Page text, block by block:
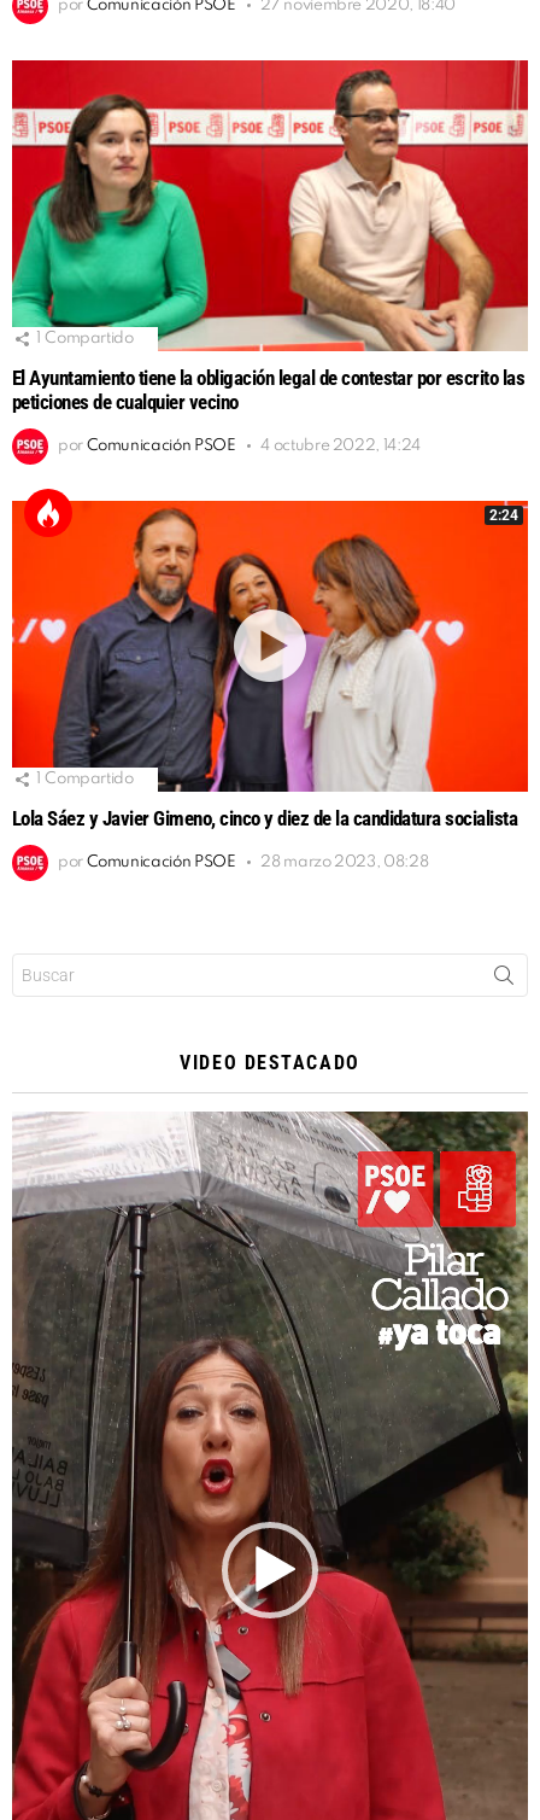
por Comunicación PSOE 27 noviembre 2020, 18:40
Compartido
El Ayuntamiento tiene la obligación legal de contestar por escrito las
peticiones de cualquier vecino
por Comunicación PSOE 4 octubre 2022, 14:24
2:24
Compartido
Lola Sáez y Javier Gimeno, cinco y diez de la candidatura socialista
por Comunicación PSOE 28 marzo 2023, 08:28
VIDEO DESTACADO
Reproductor
de
vídeo